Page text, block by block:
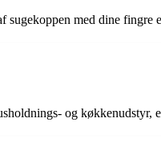
med dine
og